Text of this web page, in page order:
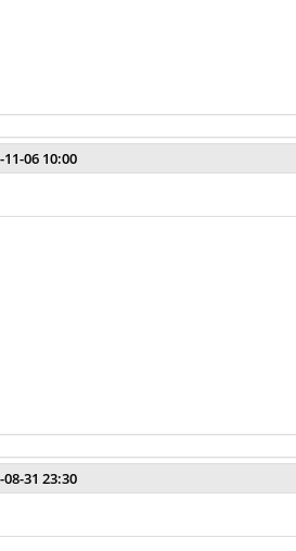
11-06 10:00
08-31 23:30